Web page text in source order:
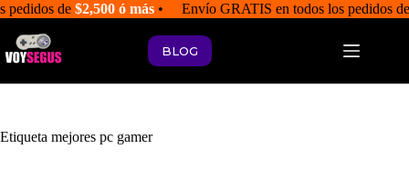
Saltar
al
contenido
pedidos de$2,500 ó más • Envío GRATIS en todos los pedidos
BLOG
Etiqueta mejores pc gamer